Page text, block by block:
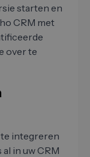
starten en
CRM met
over te
te integreren
in uw CRM